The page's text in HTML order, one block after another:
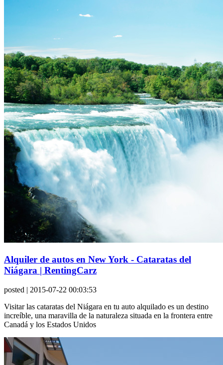
Alquiler de autos en New York - Cataratas del
Niágara | RentingCarz
posted | 2015-07-22 00:03:53
Visitar las cataratas del Niágara en tu auto alquilado es un destino
increíble, una maravilla de la naturaleza situada en la frontera entre
Canadá y los Estados Unidos